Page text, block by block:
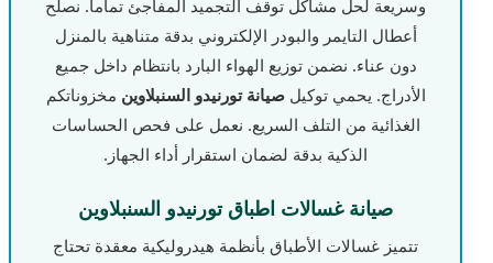
وسريعة لحل مشاكل توقف التجميد المفاجئ تماماً. نصلح
أعطال التايمر والبودر الإلكتروني بدقة متناهية بالمنزل
دون عناء. نضمن توزيع الهواء البارد بانتظام داخل جميع
الأدراج. يحمي توكيلصيانة تورنيدو السنبلاوين مخزوناتكم
الغذائية من التلف السريع. نعمل على فحص الحساسات
الذكية بدقة لضمان استقرار أداء الجهاز.
صيانة غسالات اطباق تورنيدو السنبلاوين
تتميز غسالات الأطباق بأنظمة هيدروليكية معقدة تحتاج